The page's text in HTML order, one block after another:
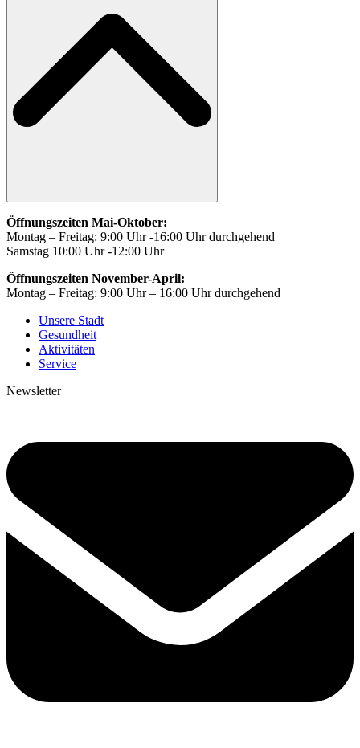
Öffnungszeiten Mai-Oktober:
Montag – Freitag: 9:00 Uhr -16:00 Uhr durchgehend
Samstag 10:00 Uhr -12:00 Uhr
Öffnungszeiten November-April:
Montag – Freitag: 9:00 Uhr – 16:00 Uhr durchgehend
Unsere Stadt
Gesundheit
Aktivitäten
Service
Newsletter